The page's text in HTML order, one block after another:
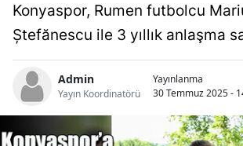
Konyaspor, Rumen futbolcu
Ștefănescu ile 3 yıllık anlaşma
Admin
Yayın Koordinatörü
Yayınlanma
30 Temmuz 2025 -